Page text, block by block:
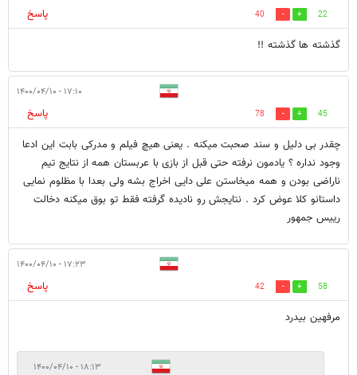
22
40
پاسخ
گذشته ها گذشته !!
۱۷:۱۰ - ۱۴۰۰/۰۴/۱۰
45
78
پاسخ
چقدر بی دلیل و سند صحبت میکنه . یعنی هیچ فیلم و مدرکی بابت این ادعا
وجود نداره ؟ یادمون نرفته حتی قبل از بازی با عربستان همه از نتایج تیم
ناراضی بودن و همه میخاستن علی دایی اخراج بشه ولی بعدا با مظلوم نمایی
داستانو کلا عوض کرد . نتایجش رو نادیده گرفته فقط تو بوق میکنه دخالت
رییس جمهور
۱۷:۲۳ - ۱۴۰۰/۰۴/۱۰
58
42
پاسخ
مرفهین بیدرد
۱۸:۱۳ - ۱۴۰۰/۰۴/۱۰